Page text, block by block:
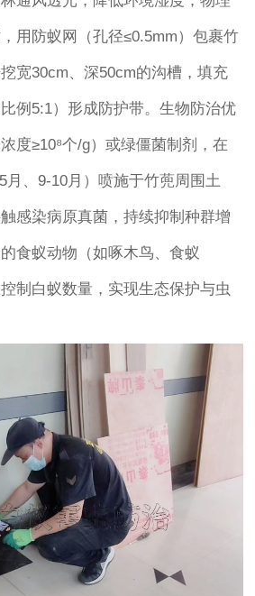
用防蚁网（孔径≤0.5mm）包裹竹
宽30cm、深50cm的沟槽，填充
例5:1）形成防护带。生物防治优
度≥10⁸个/g）或绿僵菌制剂，在
月、9-10月）喷施于竹蔸周围土
感染病原真菌，持续抑制种群增
食蚁动物（如啄木鸟、食蚁
制白蚁数量，实现生态保护与虫